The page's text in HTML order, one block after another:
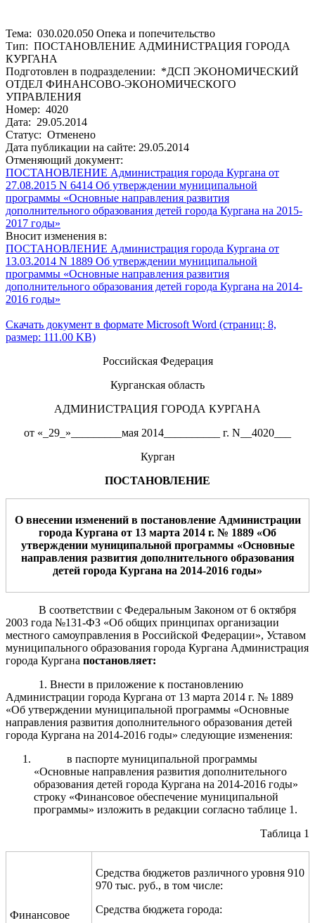
Тема: 030.020.050 Опека и попечительство
Тип: ПОСТАНОВЛЕНИЕ АДМИНИСТРАЦИЯ ГОРОДА
КУРГАНА
Подготовлен в подразделении: *ДСП ЭКОНОМИЧЕСКИЙ
ОТДЕЛ ФИНАНСОВО-ЭКОНОМИЧЕСКОГО
УПРАВЛЕНИЯ
Номер: 4020
Дата: 29.05.2014
Статус: Отменено
Дата публикации на сайте: 29.05.2014
Отменяющий документ:
ПОСТАНОВЛЕНИЕ Администрация города Кургана от
27.08.2015 N 6414 Об утверждении муниципальной
программы «Основные направления развития
дополнительного образования детей города Кургана на 2015-
2017 годы»
Вносит изменения в:
ПОСТАНОВЛЕНИЕ Администрация города Кургана от
13.03.2014 N 1889 Об утверждении муниципальной
программы «Основные направления развития
дополнительного образования детей города Кургана на 2014-
2016 годы»
Скачать документ в формате Microsoft Word (страниц: 8,
размер: 111.00 KB)
Российская Федерация
Курганская область
АДМИНИСТРАЦИЯ ГОРОДА КУРГАНА
от «_29_»_________мая 2014__________ г. N__4020___
Курган
ПОСТАНОВЛЕНИЕ
О внесении изменений в постановление Администрации
города Кургана от 13 марта 2014 г. № 1889 «Об
утверждении муниципальнойпрограммы «Основные
направления развития дополнительного образования
детей города Кургана на 2014-2016 годы»
В соответствии с Федеральным Законом от 6 октября
2003 года №131-ФЗ «Об общих принципах организации
местного самоуправления в Российской Федерации», Уставом
муниципального образования города Кургана Администрация
города Кургана постановляет:
1. Внести в приложение к постановлению
Администрации города Кургана от 13 марта 2014 г. № 1889
«Об утверждении муниципальной программы «Основные
направления развития дополнительного образования детей
города Кургана на 2014-2016 годы» следующие изменения:
в паспорте муниципальной программы
«Основные направления развития дополнительного
образования детей города Кургана на 2014-2016 годы»
строку «Финансовое обеспечение муниципальной
программы» изложить в редакции согласно таблице 1.
Таблица 1
Финансовое
Средства бюджетов различного уровня 910
970 тыс. руб., в том числе:
Средства бюджета города: